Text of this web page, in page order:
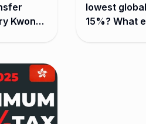
Kwong
lowest
15%? What